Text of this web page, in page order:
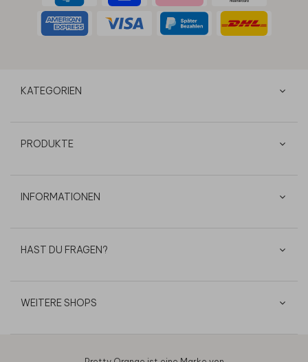
KATEGORIEN
PRODUKTE
INFORMATIONEN
HAST DU FRAGEN?
WEITERE SHOPS